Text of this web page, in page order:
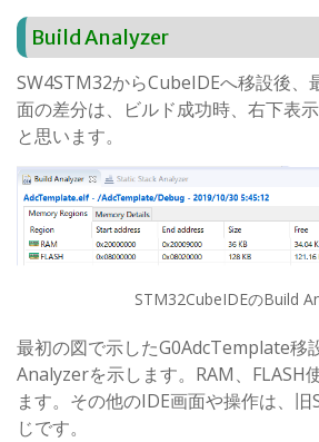
Build Analyzer
SW4STM32からCubeIDEへ移設後、
面の差分は、ビルド成功時、右下表
と思います。
STM32CubeIDEのBuild
最初の図で示したG0AdcTemplate移
Analyzerを示します。RAM、FLASH
ます。その他のIDE画面や操作は、
じです。